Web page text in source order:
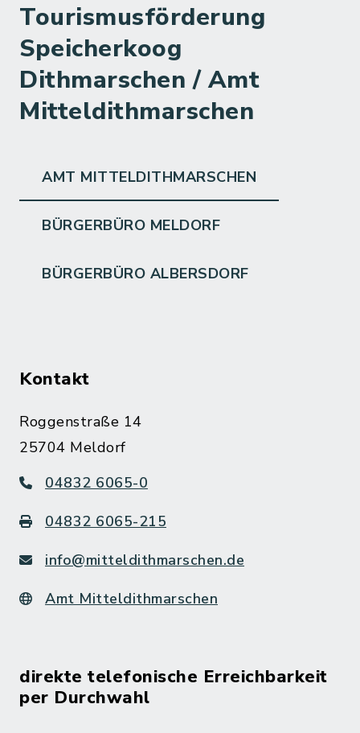
Tourismusförderung
Speicherkoog
Dithmarschen / Amt
Mitteldithmarschen
AMT MITTELDITHMARSCHEN
BÜRGERBÜRO MELDORF
BÜRGERBÜRO ALBERSDORF
Kontakt
Roggenstraße 14
25704 Meldorf
04832 6065-0
04832 6065-215
info@mitteldithmarschen.de
Amt Mitteldithmarschen
direkte telefonische Erreichbarkeit
per Durchwahl